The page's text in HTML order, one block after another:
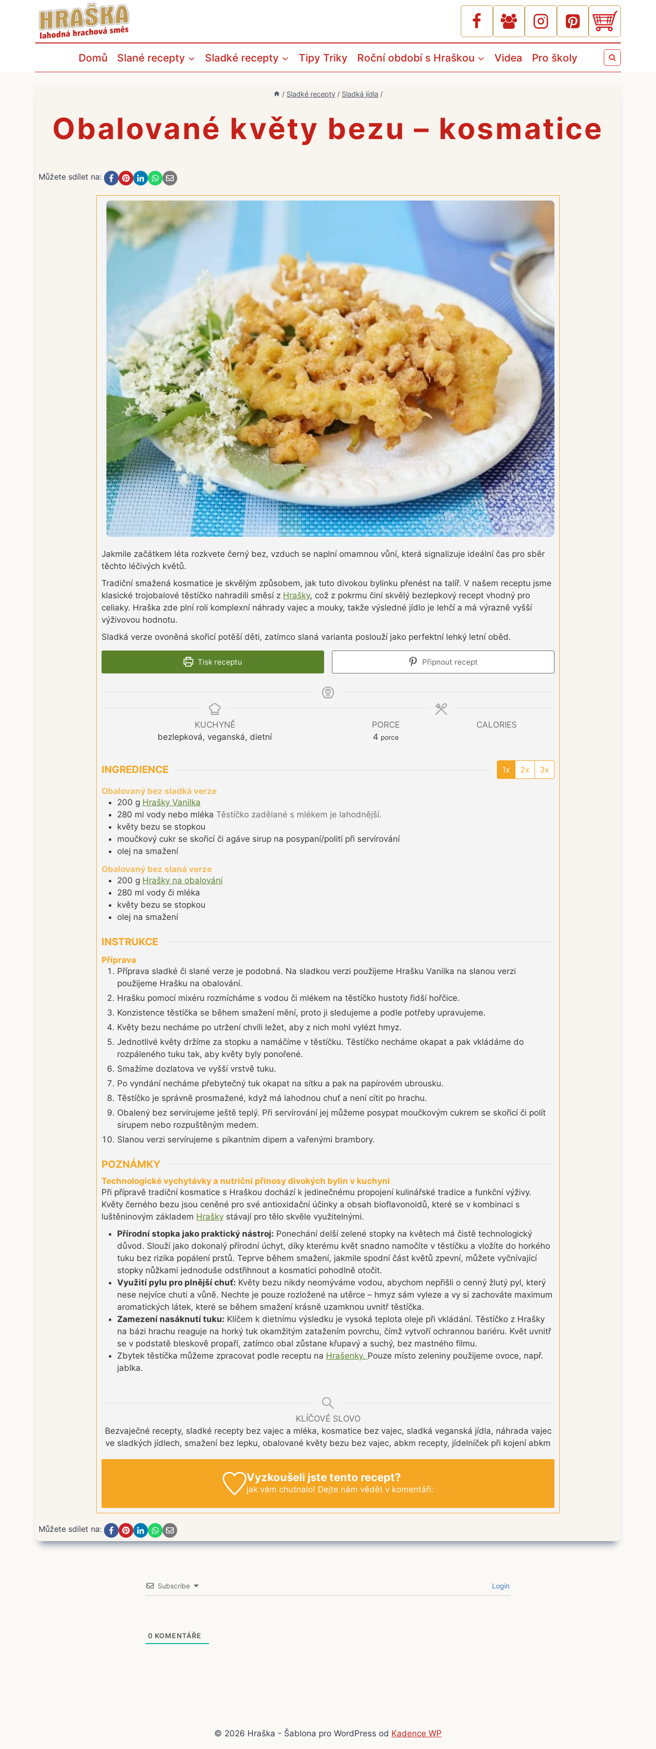
Domů Slané recepty Sladké recepty Tipy Triky Roční období s Hraškou Videa Pro školy
/ Sladké recepty / Sladká jídla /
Obalované květy bezu – kosmatice
Můžete sdílet na:
Jakmile začátkem léta rozkvete černý bez, vzduch se naplní omamnou vůní, která signalizuje ideální čas pro sběr
těchto léčivých květů.
Tradiční smažená kosmatice je skvělým způsobem, jak tuto divokou bylinku přenést na talíř. V našem receptu jsme
klasické trojobalové těstíčko nahradili směsí z Hrašky, což z pokrmu činí skvělý bezlepkový recept vhodný pro
celiaky. Hraška zde plní roli komplexní náhrady vajec a mouky, takže výsledné jídlo je lehčí a má výrazně vyšší
výživovou hodnotu.
Sladká verze ovoněná skořicí potěší děti, zatímco slaná varianta poslouží jako perfektní lehký letní oběd.
Tisk receptu Připnout recept
KUCHYNĚ
bezlepková, veganská, dietní
PORCE
4 porce
CALORIES
INGREDIENCE 1x 2x 3x
Obalovaný bez sladká verze
200 g Hrašky Vanilka
280 ml vody nebo mléka Těstíčko zadělané s mlékem je lahodnější.
květy bezu se stopkou
moučkový cukr se skořicí či agáve sirup na posypaní/polití při servírování
olej na smažení
Obalovaný bez slaná verze
200 g Hrašky na obalování
280 ml vody či mléka
květy bezu se stopkou
olej na smažení
INSTRUKCE
Příprava
Příprava sladké či slané verze je podobná. Na sladkou verzi použijeme Hrašku Vanilka na slanou verzi
použijeme Hrašku na obalování.
Hrašku pomocí mixéru rozmícháme s vodou či mlékem na těstíčko hustoty řidší hořčice.
Konzistence těstíčka se během smažení mění, proto ji sledujeme a podle potřeby upravujeme.
Květy bezu necháme po utržení chvíli ležet, aby z nich mohl vylézt hmyz.
Jednotlivé květy držíme za stopku a namáčíme v těstíčku. Těstíčko necháme okapat a pak vkládáme do
rozpáleného tuku tak, aby květy byly ponořené.
Smažíme dozlatova ve vyšší vrstvě tuku.
Po vyndání necháme přebytečný tuk okapat na sítku a pak na papírovém ubrousku.
Těstíčko je správně prosmažené, když má lahodnou chuť a není cítit po hrachu.
Obalený bez servírujeme ještě teplý. Při servírování jej můžeme posypat moučkovým cukrem se skořicí či polít
sirupem nebo rozpuštěným medem.
Slanou verzi servírujeme s pikantním dipem a vařenými brambory.
POZNÁMKY
Technologické vychytávky a nutriční přínosy divokých bylin v kuchyni
Při přípravě tradiční kosmatice s Hraškou dochází k jedinečnému propojení kulinářské tradice a funkční výživy.
Květy černého bezu jsou ceněné pro své antioxidační účinky a obsah bioflavonoidů, které se v kombinaci s
luštěninovým základem Hrašky stávají pro tělo skvěle využitelnými.
Přírodní stopka jako praktický nástroj: Ponechání delší zelené stopky na květech má čistě technologický
důvod. Slouží jako dokonalý přírodní úchyt, díky kterému květ snadno namočíte v těstíčku a vložíte do horkého
tuku bez rizika popálení prstů. Teprve během smažení, jakmile spodní část květů zpevní, můžete vyčnívající
stopky nůžkami jednoduše odstřihnout a kosmatici pohodlně otočit.
Využití pylu pro plnější chuť: Květy bezu nikdy neomýváme vodou, abychom nepřišli o cenný žlutý pyl, který
nese nejvíce chuti a vůně. Nechte je pouze rozložené na utěrce – hmyz sám vyleze a vy si zachováte maximum
aromatických látek, které se během smažení krásně uzamknou uvnitř těstíčka.
Zamezení nasáknutí tuku: Klíčem k dietnímu výsledku je vysoká teplota oleje při vkládání. Těstíčko z Hrašky
na bázi hrachu reaguje na horký tuk okamžitým zatažením povrchu, čímž vytvoří ochrannou bariéru. Květ uvnitř
se v podstatě bleskově propaří, zatímco obal zůstane křupavý a suchý, bez mastného filmu.
Zbytek těstíčka můžeme zpracovat podle receptu na Hrašenky. Pouze místo zeleniny použijeme ovoce, např.
jablka.
KLÍČOVÉ SLOVO
Bezvaječné recepty, sladké recepty bez vajec a mléka, kosmatice bez vajec, sladká veganská jídla, náhrada vajec
ve sladkých jídlech, smažení bez lepku, obalované květy bezu bez vajec, abkm recepty, jídelníček při kojení abkm
Vyzkoušeli jste tento recept?
jak vám chutnalo! Dejte nám vědět v komentáři:
Můžete sdílet na:
Subscribe Login
0 KOMENTÁŘE
© 2026 Hraška - Šablona pro WordPress od Kadence WP